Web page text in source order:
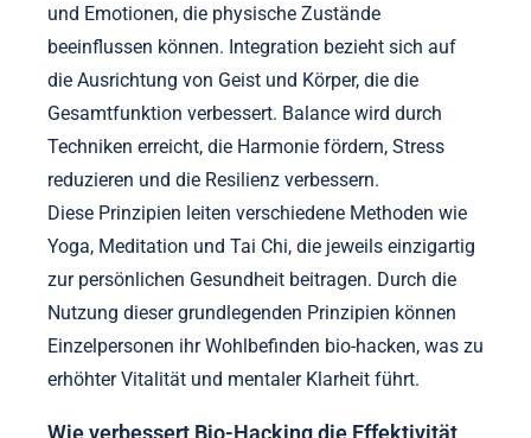
und Emotionen, die physische Zustände
beeinflussen können. Integration bezieht sich auf
die Ausrichtung von Geist und Körper, die die
Gesamtfunktion verbessert. Balance wird durch
Techniken erreicht, die Harmonie fördern, Stress
reduzieren und die Resilienz verbessern.
Diese Prinzipien leiten verschiedene Methoden wie
Yoga, Meditation und Tai Chi, die jeweils einzigartig
zur persönlichen Gesundheit beitragen. Durch die
Nutzung dieser grundlegenden Prinzipien können
Einzelpersonen ihr Wohlbefinden bio-hacken, was zu
erhöhter Vitalität und mentaler Klarheit führt.